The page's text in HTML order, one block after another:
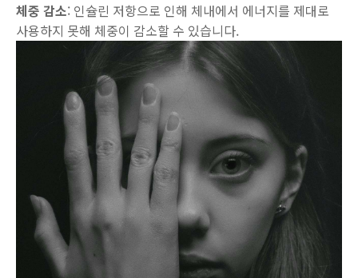
체중 감소: 인슐린 저항으로 인해 체내에서 에너지를 제대로
사용하지 못해 체중이 감소할 수 있습니다.